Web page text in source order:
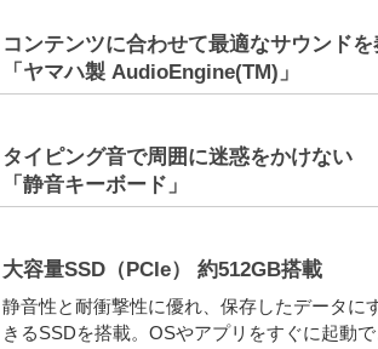
コンテンツに合わせて最適なサウンドを
「ヤマハ製 AudioEngine(TM)」
タイピング音で周囲に迷惑をかけない
「静音キーボード」
大容量SSD（PCIe） 約512GB搭載
静音性と耐衝撃性に優れ、保存したデータに
きるSSDを搭載。OSやアプリをすぐに起動で